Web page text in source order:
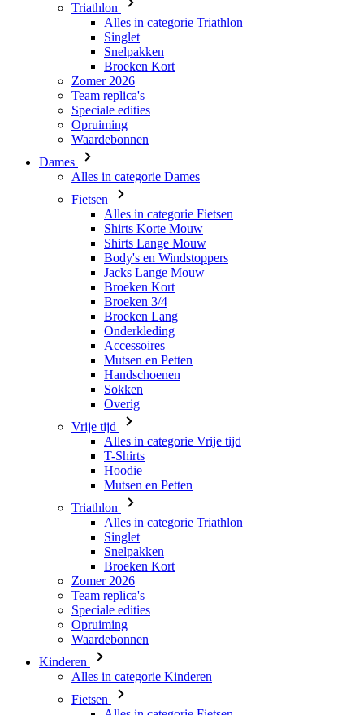
Triathlon
Alles in categorie Triathlon
Singlet
Snelpakken
Broeken Kort
Zomer 2026
Team replica's
Speciale edities
Opruiming
Waardebonnen
Dames
Alles in categorie Dames
Fietsen
Alles in categorie Fietsen
Shirts Korte Mouw
Shirts Lange Mouw
Body's en Windstoppers
Jacks Lange Mouw
Broeken Kort
Broeken 3/4
Broeken Lang
Onderkleding
Accessoires
Mutsen en Petten
Handschoenen
Sokken
Overig
Vrije tijd
Alles in categorie Vrije tijd
T-Shirts
Hoodie
Mutsen en Petten
Triathlon
Alles in categorie Triathlon
Singlet
Snelpakken
Broeken Kort
Zomer 2026
Team replica's
Speciale edities
Opruiming
Waardebonnen
Kinderen
Alles in categorie Kinderen
Fietsen